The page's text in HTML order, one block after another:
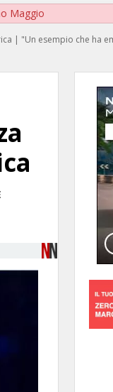
Maggio
| "Un esempio che ha